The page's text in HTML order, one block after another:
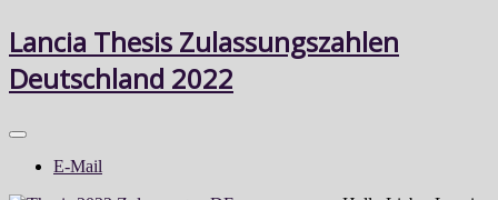
Lancia Thesis Zulassungszahlen
Deutschland 2022
E-Mail